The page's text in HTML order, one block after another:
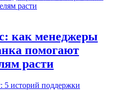
как менеджеры
помогают
расти